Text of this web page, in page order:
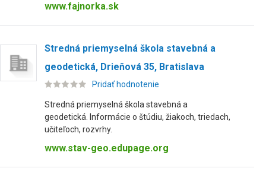
www.fajnorka.sk
Stredná priemyselná škola stavebná a
geodetická, Drieňová 35, Bratislava
Pridať hodnotenie
Stredná priemyselná škola stavebná a
geodetická. Informácie o štúdiu, žiakoch, triedach,
učiteľoch, rozvrhy.
www.stav-geo.edupage.org